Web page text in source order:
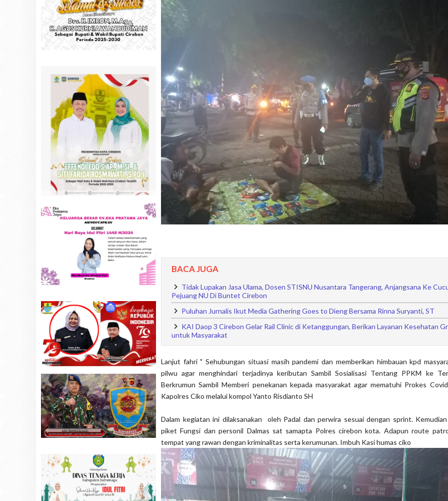
BACA JUGA
Tidak Lupakan Jasa Ulama, Dosen STISNU Nusantara Tangerang, Anjangsana Ke
Pejuang NU Di Buntet Cirebon
Puluhan Jurnalis Ikut Media Gathering Goes to Dieng Bersama Rinna Suryanti, ST
KAI Daop 3 Cirebon Gelar Rail Clinic di Ketanggungan, Berikan Layanan Kesehatan
untuk Masyarakat
Lanjut fahri " Sehubungan situasi masih pandemi dan memberikan himbauan kpd
pilwu agar menghindari terjadinya keributan Sambil Sosialisasi Tentang PPKM ke
Berkrumun Sambil Memberi penekanan kepada masyarakat agar mematuhi Prokes
Kapolres Ciko melalui kompol Yanto Risdianto SH
Dalam kegiatan ini dilaksanakan oleh Padal dan perwira sesuai dengan sprint.
piket Fungsi dan personil Dalmas sat samapta Polres cirebon kota. Adapun route
tempat yang rawan dengan kriminalitas serta kerumunan. Imbuh Kasi humas ciko